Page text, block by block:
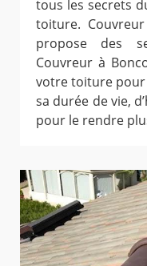
tous les secrets
toiture.
propose des
Couvreur à
votre toiture
sa durée de vie,
pour le rendre